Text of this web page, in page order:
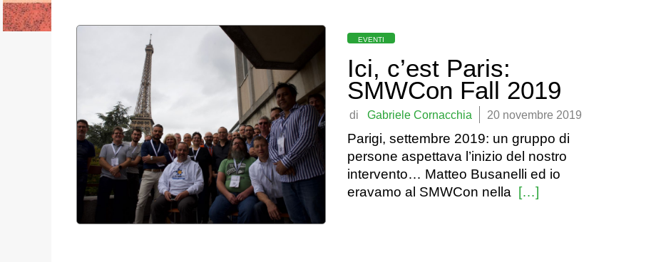
Categorie
EVENTI
Ici, c’est Paris:
SMWCon Fall 2019
by Gabriele Cornacchia 20 novembre 2019
Parigi, settembre 2019: un gruppo di
persone aspettava l’inizio del nostro
intervento… Matteo Busanelli ed io
eravamo al SMWCon nella
[…]